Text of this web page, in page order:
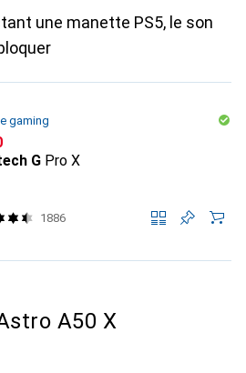
une manette PS5, le son
gaming
G Pro X
1886
A50 X